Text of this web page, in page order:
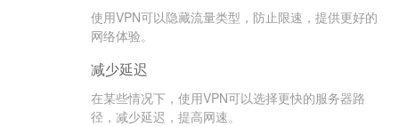
使用VPN可以隐藏流量类型，防止限速，提供更好的
网络体验。
减少延迟
在某些情况下，使用VPN可以选择更快的服务器路
径，减少延迟，提高网速。